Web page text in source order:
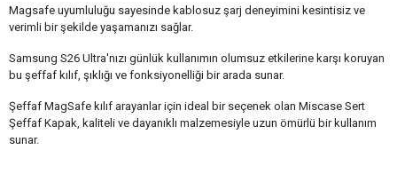
Magsafe uyumluluğu sayesinde kablosuz şarj deneyimini kesintisiz ve
verimli bir şekilde yaşamanızı sağlar.
Samsung S26 Ultra'nızı günlük kullanımın olumsuz etkilerine karşı koruyan
bu şeffaf kılıf, şıklığı ve fonksiyonelliği bir arada sunar.
Şeffaf MagSafe kılıf arayanlar için ideal bir seçenek olan Miscase Sert
Şeffaf Kapak, kaliteli ve dayanıklı malzemesiyle uzun ömürlü bir kullanım
sunar.